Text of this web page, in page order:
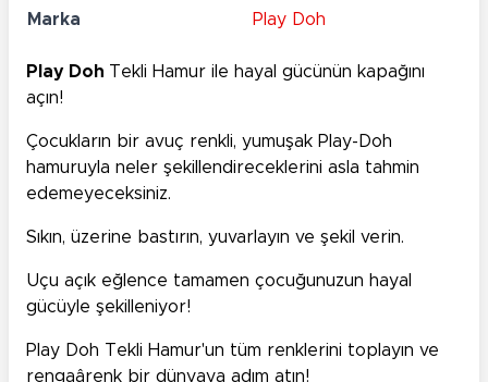
Marka Play Doh
Play Doh Tekli Hamur ile hayal gücünün kapağını
açın!
Çocukların bir avuç renkli, yumuşak Play-Doh
hamuruyla neler şekillendireceklerini asla tahmin
edemeyeceksiniz.
Sıkın, üzerine bastırın, yuvarlayın ve şekil verin.
Uçu açık eğlence tamamen çocuğunuzun hayal
gücüyle şekilleniyor!
Play Doh Tekli Hamur'un tüm renklerini toplayın ve
rengaârenk bir dünyaya adım atın!